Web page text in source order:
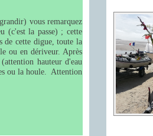
vous remarquez
(c'est la passe) ; cette
de cette digue, toute la
ou en dériveur. Après
hauteur d'eau
ou la houle. Attention